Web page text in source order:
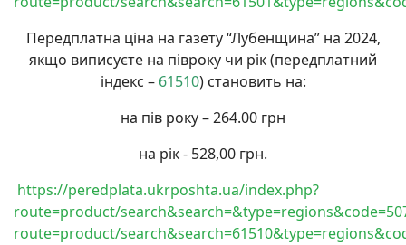
Передплатна ціна на газету “Лубенщина” на 2024,
якщо виписуєте на півроку чи рік (передплатний
індекс –61510) становить на:
на пів року – 264.00 грн
на рік - 528,00 грн.
https://peredplata.ukrposhta.ua/index.php?
route=product/
route=product/